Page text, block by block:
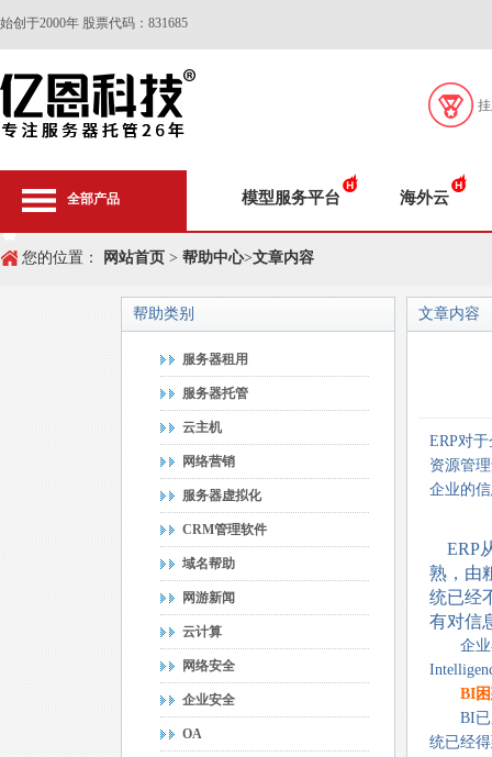
始创于2000年 股票代码：831685
全部产品 模型服务平台 海外云
您的位置： 网站首页 > 帮助中心>文章内容
帮助类别
服务器租用
服务器托管
云主机
网络营销
服务器虚拟化
CRM管理软件
域名帮助
网游新闻
云计算
网络安全
企业安全
OA
文章内容
ERP对
资源管
企业的
ERP
熟，由
统已经
有对信
企业在
BI
BI已成
统已经